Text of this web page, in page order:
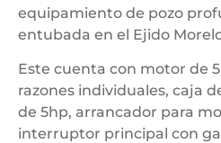
equipamiento de pozo
entubada en el Ejido
Este cuenta con motor de
razones individuales, caja
de 5hp, arrancador para
interruptor principal con